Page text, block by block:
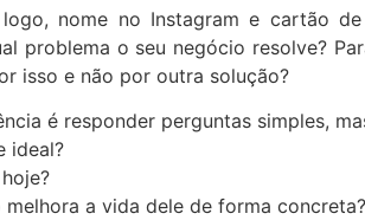
nome no Instagram e cartão
problema o seu negócio resolve?
isso e não por outra solução?
é responder perguntas simples,
ideal?
melhora a vida dele de forma concreta?